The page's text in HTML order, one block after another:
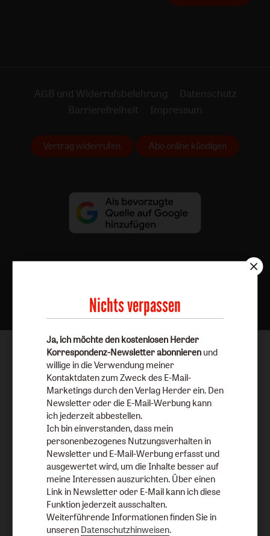
AGB und Widerrufsbelehrung
Datenschutz
Barrierefreiheit
Impressum
Vertrag widerrufen Abo online kündigen
Nichts verpassen
Ja, ich möchte den kostenlosen Herder
Korrespondenz-Newsletter abonnieren und
willige in die Verwendung meiner
Kontaktdaten zum Zweck des E-Mail-
Marketings durch den Verlag Herder ein. Den
Newsletter oder die E-Mail-Werbung kann
ich jederzeit abbestellen.
Ich bin einverstanden, dass mein
personenbezogenes Nutzungsverhalten in
Newsletter und E-Mail-Werbung erfasst und
ausgewertet wird, um die Inhalte besser auf
meine Interessen auszurichten. Über einen
Link in Newsletter oder E-Mail kann ich diese
Funktion jederzeit ausschalten.
Weiterführende Informationen finden Sie in
unseren Datenschutzhinweisen.